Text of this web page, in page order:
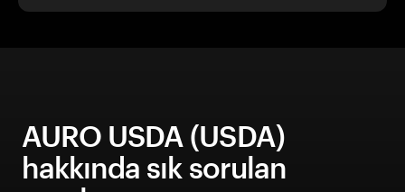
AURO USDA (USDA)
hakkında sık sorulan